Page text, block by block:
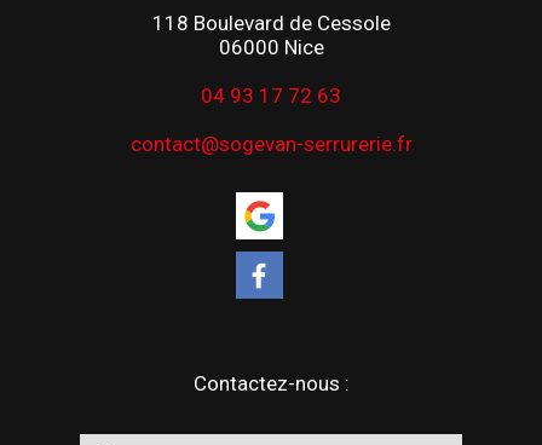
118 Boulevard de Cessole
06000 Nice
04 93 17 72 63
contact@sogevan-serrurerie.fr
Contactez-nous :